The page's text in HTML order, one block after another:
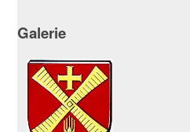
Galerie